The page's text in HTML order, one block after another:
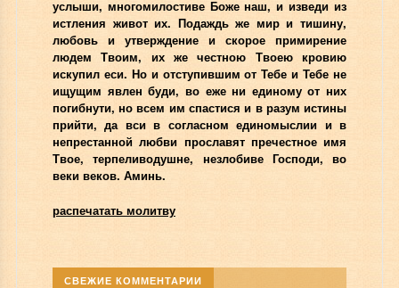
услыши, многомилостиве Боже наш, и изведи из
истления живот их. Подаждь же мир и тишину,
любовь и утверждение и скорое примирение
людем Твоим, их же честною Твоею кровию
искупил еси. Но и отступившим от Тебе и Тебе не
ищущим явлен буди, во еже ни единому от них
погибнути, но всем им спастися и в разум истины
прийти, да вси в согласном единомыслии и в
непрестанной любви прославят пречестное имя
Твое, терпеливодушне, незлобиве Господи, во
веки веков. Аминь.
распечатать молитву
СВЕЖИЕ КОММЕНТАРИИ